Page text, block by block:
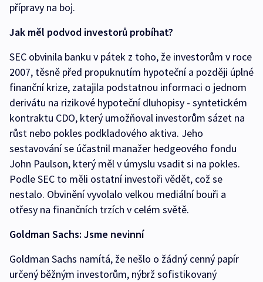
přípravy na boj.
Jak měl podvod investorů probíhat?
SEC obvinila banku v pátek z toho, že investorům v roce
2007, těsně před propuknutím hypoteční a později úplné
finanční krize, zatajila podstatnou informaci o jednom
derivátu na rizikové hypoteční dluhopisy - syntetickém
kontraktu CDO, který umožňoval investorům sázet na
růst nebo pokles podkladového aktiva. Jeho
sestavování se účastnil manažer hedgeového fondu
John Paulson, který měl v úmyslu vsadit si na pokles.
Podle SEC to měli ostatní investoři vědět, což se
nestalo. Obvinění vyvolalo velkou mediální bouři a
otřesy na finančních trzích v celém světě.
Goldman Sachs: Jsme nevinní
Goldman Sachs namítá, že nešlo o žádný cenný papír
určený běžným investorům, nýbrž sofistikovaný